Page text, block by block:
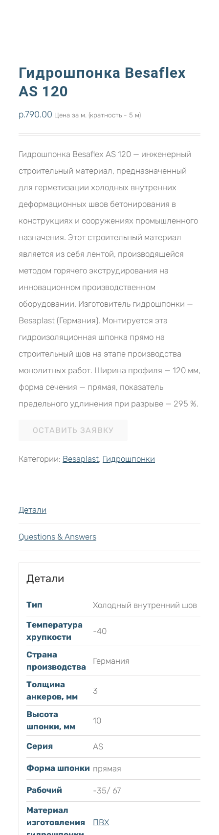
Гидрошпонка Besaflex
AS 120
р.790.00 Цена за м. (кратность - 5 м)
Гидрошпонка Besaflex AS 120 — инженерный
строительный материал, предназначенный
для герметизации холодных внутренних
деформационных швов бетонирования в
конструкциях и сооружениях промышленного
назначения. Этот строительный материал
является из себя лентой, производящейся
методом горячего экструдирования на
инновационном производственном
оборудовании. Изготовитель гидрошпонки —
Besaplast (Германия). Монтируется эта
гидроизоляционная шпонка прямо на
строительный шов на этапе производства
монолитных работ. Ширина профиля — 120 мм,
форма сечения — прямая, показатель
предельного удлинения при разрыве — 295 %.
ОСТАВИТЬ ЗАЯВКУ
Категории: Besaplast, Гидрошпонки
Детали
Questions & Answers
Детали
Тип
Холодный внутренний шов
Температура
хрупкости
-40
Страна
производства
Германия
Толщина
анкеров, мм
3
Высота
шпонки, мм
10
Серия AS
Форма шпонки прямая
Рабочий
-35/ 67
Материал
изготовления
ПВХ